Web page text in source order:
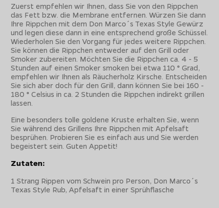
Zuerst empfehlen wir Ihnen, dass Sie von den Rippchen
das Fett bzw. die Membrane entfernen. Würzen Sie dann
Ihre Rippchen mit dem Don Marco´s Texas Style Gewürz
und legen diese dann in eine entsprechend große Schüssel.
Wiederholen Sie den Vorgang für jedes weitere Rippchen.
Sie können die Rippchen entweder auf den Grill oder
Smoker zubereiten. Möchten Sie die Rippchen ca. 4 - 5
Stunden auf einen Smoker smoken bei etwa 110 ° Grad,
empfehlen wir Ihnen als Räucherholz Kirsche. Entscheiden
Sie sich aber doch für den Grill, dann können Sie bei 160 -
180 ° Celsius in ca. 2 Stunden die Rippchen indirekt grillen
lassen.
Eine besonders tolle goldene Kruste erhalten Sie, wenn
Sie während des Grillens Ihre Rippchen mit Apfelsaft
besprühen. Probieren Sie es einfach aus und Sie werden
begeistert sein. Guten Appetit!
Zutaten:
1 Strang Rippen vom Schwein pro Person, Don Marco´s
Texas Style Rub, Apfelsaft in einer Sprühflasche